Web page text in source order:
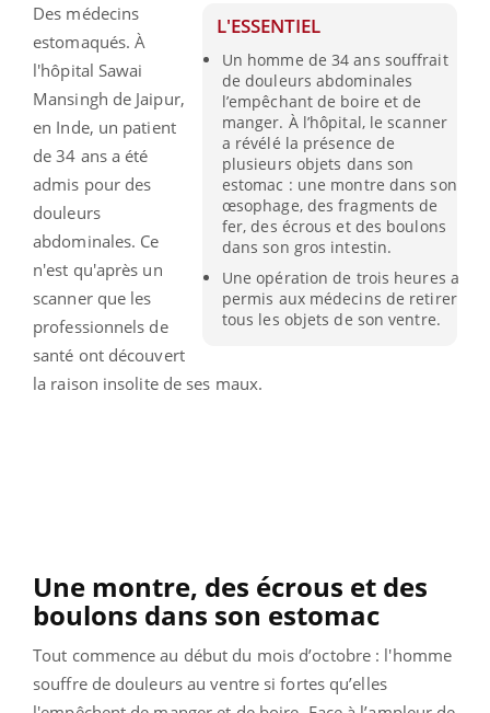
L'ESSENTIEL
Un homme de 34 ans souffrait
de douleurs abdominales
l’empêchant de boire et de
manger. À l’hôpital, le scanner
a révélé la présence de
plusieurs objets dans son
estomac : une montre dans son
œsophage, des fragments de
fer, des écrous et des boulons
dans son gros intestin.
Une opération de trois heures a
permis aux médecins de retirer
tous les objets de son ventre.
Des médecins
estomaqués. À
l'hôpital Sawai
Mansingh de Jaipur,
en Inde, un patient
de 34 ans a été
admis pour des
douleurs
abdominales. Ce
n'est qu'après un
scanner que les
professionnels de
santé ont découvert
la raison insolite de ses maux.
Une montre, des écrous et des
boulons dans son estomac
Tout commence au début du mois d’octobre : l'homme
souffre de douleurs au ventre si fortes qu’elles